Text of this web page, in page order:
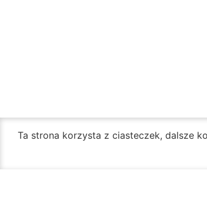
Ta strona korzysta z ciasteczek, dalsze